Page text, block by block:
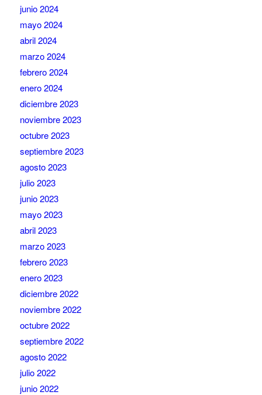
junio 2024
mayo 2024
abril 2024
marzo 2024
febrero 2024
enero 2024
diciembre 2023
noviembre 2023
octubre 2023
septiembre 2023
agosto 2023
julio 2023
junio 2023
mayo 2023
abril 2023
marzo 2023
febrero 2023
enero 2023
diciembre 2022
noviembre 2022
octubre 2022
septiembre 2022
agosto 2022
julio 2022
junio 2022